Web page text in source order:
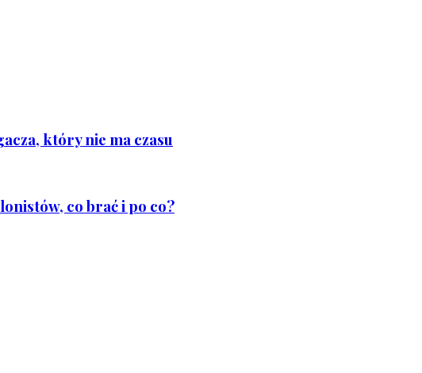
który nie ma czasu
co brać i po co?